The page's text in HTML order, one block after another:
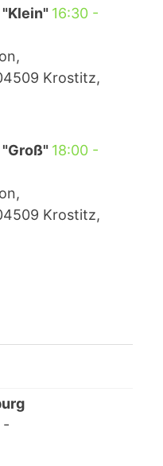
16:30-
Krostitz,
18:00-
Krostitz,
-